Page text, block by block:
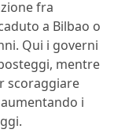
fra
a Bilbao o
Qui i governi
mentre
scoraggiare
i